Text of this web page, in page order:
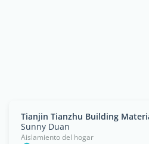
Tianjin Tianzhu Building
Sunny Duan
Aislamiento del hogar